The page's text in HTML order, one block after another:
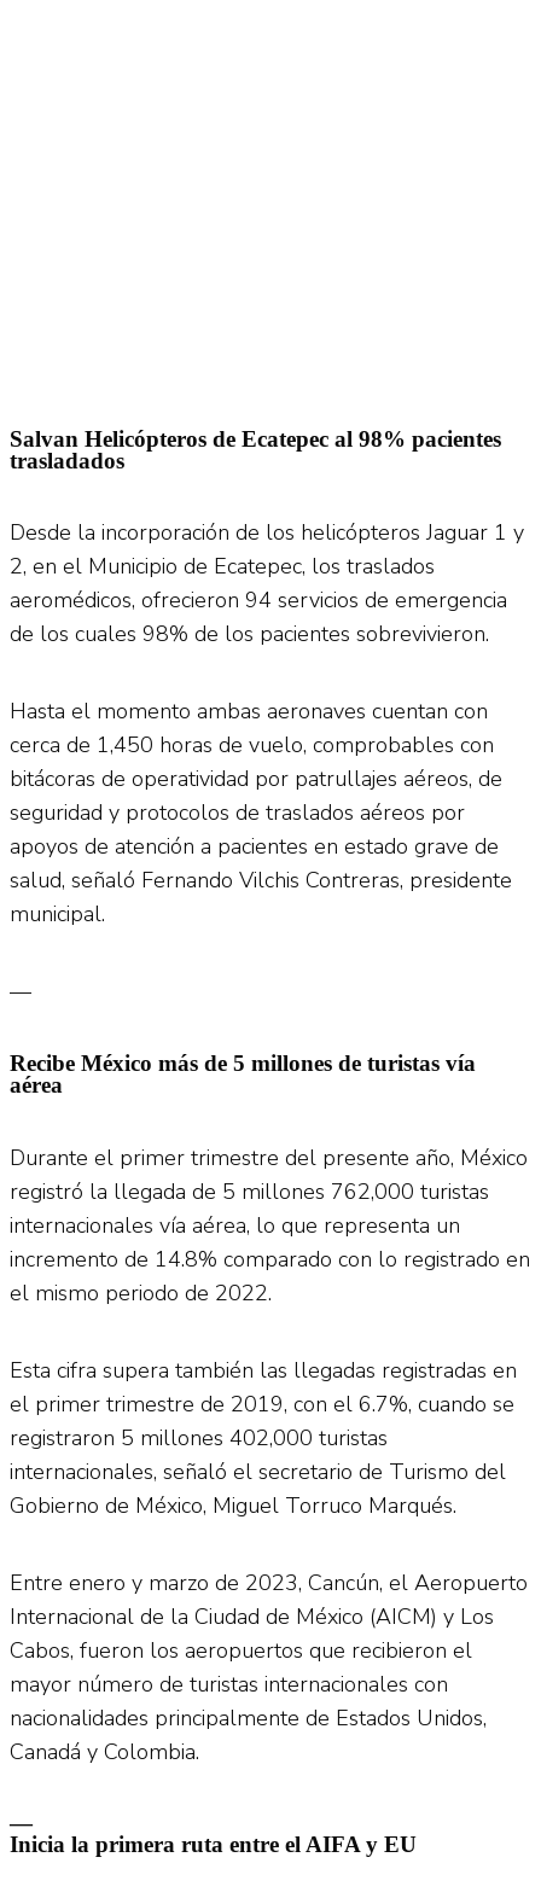
Salvan Helicópteros de Ecatepec al 98% pacientes
trasladados
Desde la incorporación de los helicópteros Jaguar 1 y
2, en el Municipio de Ecatepec, los traslados
aeromédicos, ofrecieron 94 servicios de emergencia
de los cuales 98% de los pacientes sobrevivieron.
Hasta el momento ambas aeronaves cuentan con
cerca de 1,450 horas de vuelo, comprobables con
bitácoras de operatividad por patrullajes aéreos, de
seguridad y protocolos de traslados aéreos por
apoyos de atención a pacientes en estado grave de
salud, señaló Fernando Vilchis Contreras, presidente
municipal.
—
Recibe México más de 5 millones de turistas vía
aérea
Durante el primer trimestre del presente año, México
registró la llegada de 5 millones 762,000 turistas
internacionales vía aérea, lo que representa un
incremento de 14.8% comparado con lo registrado en
el mismo periodo de 2022.
Esta cifra supera también las llegadas registradas en
el primer trimestre de 2019, con el 6.7%, cuando se
registraron 5 millones 402,000 turistas
internacionales, señaló el secretario de Turismo del
Gobierno de México, Miguel Torruco Marqués.
Entre enero y marzo de 2023, Cancún, el Aeropuerto
Internacional de la Ciudad de México (AICM) y Los
Cabos, fueron los aeropuertos que recibieron el
mayor número de turistas internacionales con
nacionalidades principalmente de Estados Unidos,
Canadá y Colombia.
—
Inicia la primera ruta entre el AIFA y EU